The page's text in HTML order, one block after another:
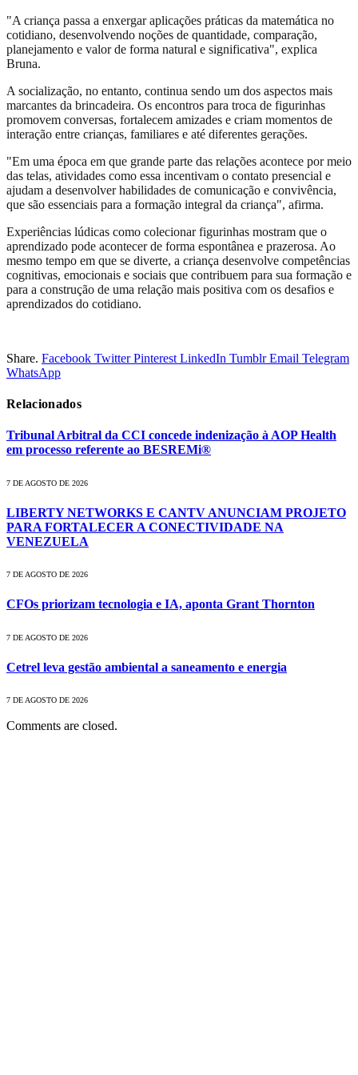
"A criança passa a enxergar aplicações práticas da matemática no
cotidiano, desenvolvendo noções de quantidade, comparação,
planejamento e valor de forma natural e significativa", explica
Bruna.
A socialização, no entanto, continua sendo um dos aspectos mais
marcantes da brincadeira. Os encontros para troca de figurinhas
promovem conversas, fortalecem amizades e criam momentos de
interação entre crianças, familiares e até diferentes gerações.
"Em uma época em que grande parte das relações acontece por meio
das telas, atividades como essa incentivam o contato presencial e
ajudam a desenvolver habilidades de comunicação e convivência,
que são essenciais para a formação integral da criança", afirma.
Experiências lúdicas como colecionar figurinhas mostram que o
aprendizado pode acontecer de forma espontânea e prazerosa. Ao
mesmo tempo em que se diverte, a criança desenvolve competências
cognitivas, emocionais e sociais que contribuem para sua formação e
para a construção de uma relação mais positiva com os desafios e
aprendizados do cotidiano.
Share. Facebook Twitter Pinterest LinkedIn Tumblr Email Telegram
WhatsApp
Relacionados
Tribunal Arbitral da CCI concede indenização à AOP Health
em processo referente ao BESREMi®
7 DE AGOSTO DE 2026
LIBERTY NETWORKS E CANTV ANUNCIAM PROJETO
PARA FORTALECER A CONECTIVIDADE NA
VENEZUELA
7 DE AGOSTO DE 2026
CFOs priorizam tecnologia e IA, aponta Grant Thornton
7 DE AGOSTO DE 2026
Cetrel leva gestão ambiental a saneamento e energia
7 DE AGOSTO DE 2026
Comments are closed.